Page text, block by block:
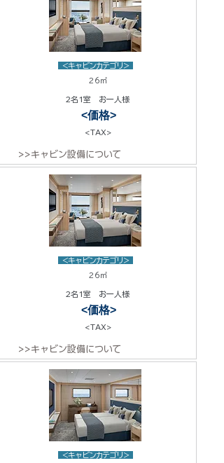
<キャビンカテゴリ>
26㎡
2名1室 お一人様
<価格>
<TAX>
>>キャビン設備について
<キャビンカテゴリ>
26㎡
2名1室 お一人様
<価格>
<TAX>
>>キャビン設備について
<キャビンカテゴリ>